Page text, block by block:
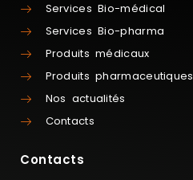
Services Bio-médical
Services Bio-pharma
Produits médicaux
Produits pharmaceutiques
Nos actualités
Contacts
Contacts